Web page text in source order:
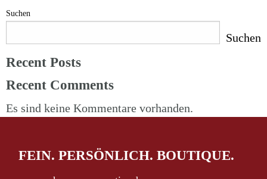
Suchen
Suchen
Recent Posts
Recent Comments
Es sind keine Kommentare vorhanden.
FEIN. PERSÖNLICH. BOUTIQUE.